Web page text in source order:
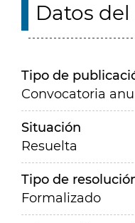
Datos
Tipo de
Convocatoria
Situación
Resuelta
Tipo de
Formalizado